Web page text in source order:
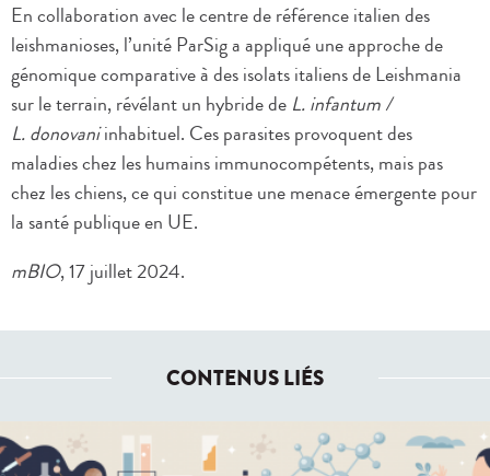
En collaboration avec le centre de référence italien des
leishmanioses, l’unité ParSig a appliqué une approche de
génomique comparative à des isolats italiens de Leishmania
sur le terrain, révélant un hybride de L. infantum /
L. donovaniinhabituel. Ces parasites provoquent des
maladies chez les humains immunocompétents, mais pas
chez les chiens, ce qui constitue une menace émergente pour
la santé publique en UE.
mBIO, 17 juillet 2024.
CONTENUS LIÉS